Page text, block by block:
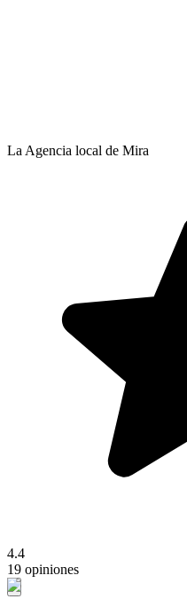
La Agencia local de Mira
4.4
19 opiniones